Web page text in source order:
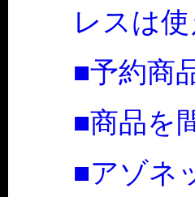
レスは
■予約商
■商品を
■アゾネ